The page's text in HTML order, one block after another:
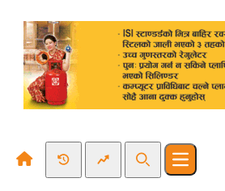
Recent NewsTrending News
SearchOpen